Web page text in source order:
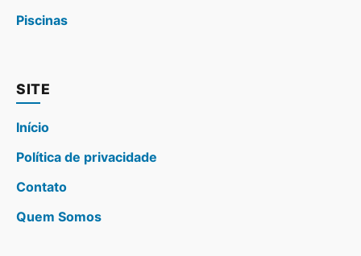
Piscinas
SITE
Início
Política de privacidade
Contato
Quem Somos